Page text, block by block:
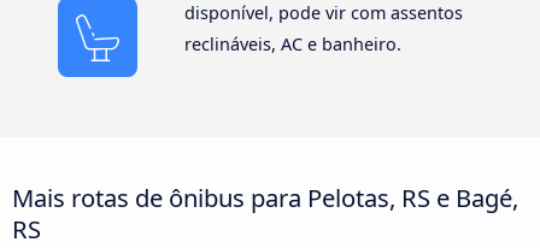
disponível, pode vir com assentos
reclináveis, AC e banheiro.
Mais rotas de ônibus para Pelotas, RS e Bagé,
RS